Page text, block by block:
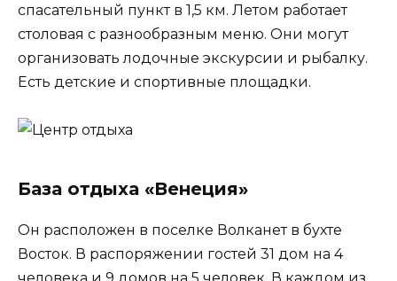
спасательный пункт в 1,5 км. Летом работает
столовая с разнообразным меню. Они могут
организовать лодочные экскурсии и рыбалку.
Есть детские и спортивные площадки.
База отдыха «Венеция»
Он расположен в поселке Волканет в бухте
Восток. В распоряжении гостей 31 дом на 4